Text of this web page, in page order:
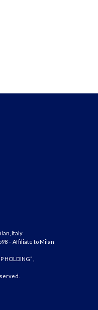
Italy
– Affiliate to Milan
HOLDING” ,